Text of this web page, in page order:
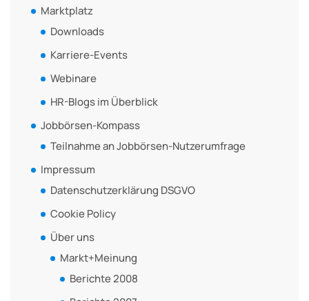
Marktplatz
Downloads
Karriere-Events
Webinare
HR-Blogs im Überblick
Jobbörsen-Kompass
Teilnahme an Jobbörsen-Nutzerumfrage
Impressum
Datenschutzerklärung DSGVO
Cookie Policy
Über uns
Markt+Meinung
Berichte 2008